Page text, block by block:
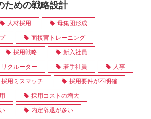
ための戦略設計
人材採用 母集団形成
面接官トレーニング
採用戦略 新入社員
リクルーター 若手社員 人事
採用ミスマッチ 採用要件が不明確
採用コストの増大
内定辞退が多い